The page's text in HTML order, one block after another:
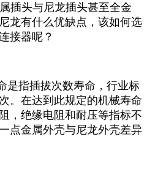
插头与尼龙插头甚至全金
龙有什么优缺点，该如何选
接器呢？
是指插拔次数寿命，行业标
。在达到此规定的机械寿命
，绝缘电阻和耐压等指标不
点金属外壳与尼龙外壳差异